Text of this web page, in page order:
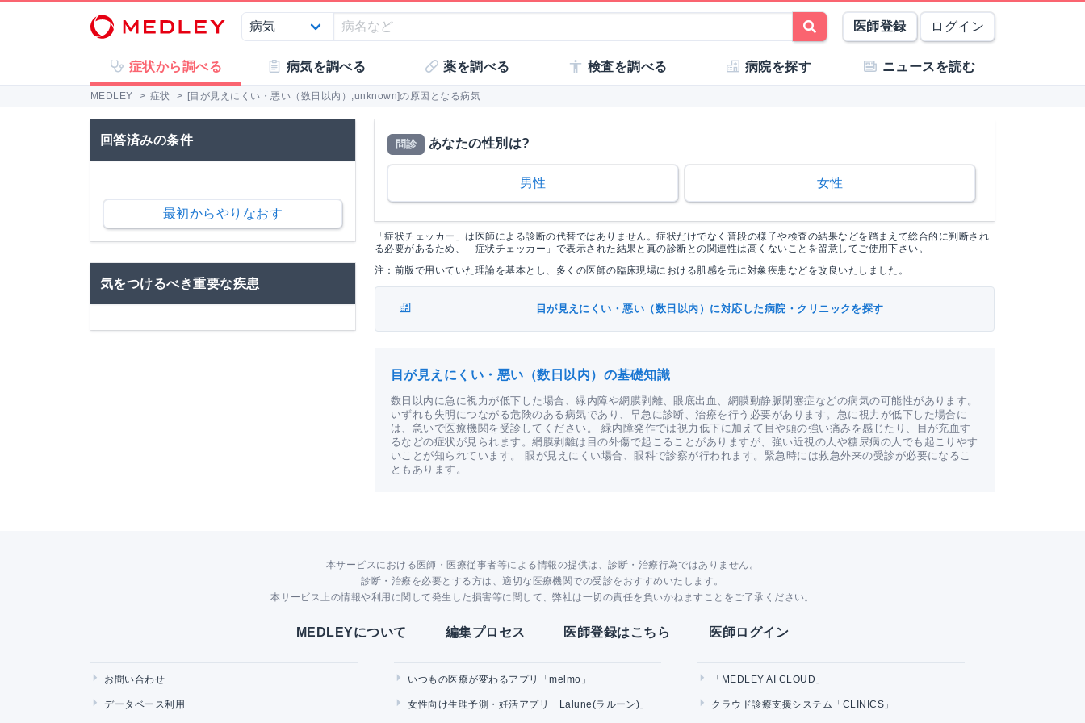
医師登録 ログイン
症状から調べる 病気を調べる 薬を調べる 検査を調べる 病院を探す ニュースを読む
MEDLEY > 症状 > [目が見えにくい・悪い（数日以内）,unknown]の原因となる病気
回答済みの条件
最初からやりなおす
気をつけるべき重要な疾患
問診 あなたの性別は?
男性 女性
「症状チェッカー」は医師による診断の代替ではありません。症状だけでなく普段の様子や検査の結果などを踏まえて総合的に判断され
る必要があるため、「症状チェッカー」で表示された結果と真の診断との関連性は高くないことを留意してご使用下さい。
注：前版で用いていた理論を基本とし、多くの医師の臨床現場における肌感を元に対象疾患などを改良いたしました。
目が見えにくい・悪い（数日以内）に対応した病院・クリニックを探す
目が見えにくい・悪い（数日以内）の基礎知識
数日以内に急に視力が低下した場合、緑内障や網膜剥離、眼底出血、網膜動静脈閉塞症などの病気の可能性があります。
いずれも失明につながる危険のある病気であり、早急に診断、治療を行う必要があります。急に視力が低下した場合に
は、急いで医療機関を受診してください。 緑内障発作では視力低下に加えて目や頭の強い痛みを感じたり、目が充血す
るなどの症状が見られます。網膜剥離は目の外傷で起こることがありますが、強い近視の人や糖尿病の人でも起こりやす
いことが知られています。 眼が見えにくい場合、眼科で診察が行われます。緊急時には救急外来の受診が必要になるこ
ともあります。
本サービスにおける医師・医療従事者等による情報の提供は、診断・治療行為ではありません。
診断・治療を必要とする方は、適切な医療機関での受診をおすすめいたします。
本サービス上の情報や利用に関して発生した損害等に関して、弊社は一切の責任を負いかねますことをご了承ください。
MEDLEYについて 編集プロセス 医師登録はこちら 医師ログイン
お問い合わせ
データベース利用
いつもの医療が変わるアプリ「melmo」
女性向け生理予測・妊活アプリ「Lalune(ラルーン)」
「MEDLEY AI CLOUD」
クラウド診療支援システム「CLINICS」